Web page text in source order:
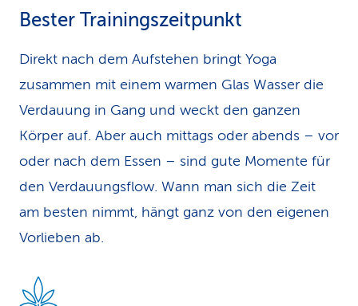
Bester Trainingszeitpunkt
Direkt nach dem Aufstehen bringt Yoga
zusammen mit einem warmen Glas Wasser die
Verdauung in Gang und weckt den ganzen
Körper auf. Aber auch mittags oder abends – vor
oder nach dem Essen – sind gute Momente für
den Verdauungsflow. Wann man sich die Zeit
am besten nimmt, hängt ganz von den eigenen
Vorlieben ab.